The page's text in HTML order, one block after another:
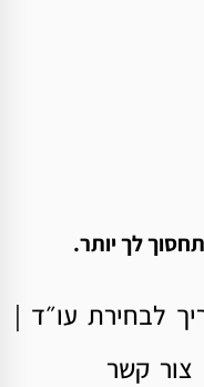
לך יותר.
לבחירת עו״ד |
צור קשר